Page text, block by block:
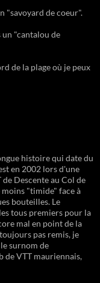
"savoyard de coeur".
un "cantalou de
de la plage où je peux
histoire qui date du
en 2002 lors d'une
Descente au Col de
"timide" face à
bouteilles. Le
tous premiers pour la
mal en point de la
pas remis, je
surnom de
de VTT mauriennais,